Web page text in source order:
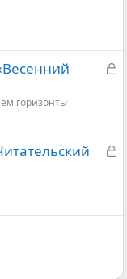
ы
тЗ
ы
т
горизонты
З
ы